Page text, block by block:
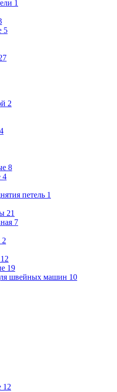
1
5
2
8
4
петель 1
21
7
2
12
19
швейных машин 10
12